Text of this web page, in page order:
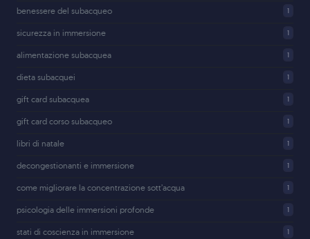
benessere del subacqueo 1
sicurezza in immersione 1
alimentazione subacquea 1
dieta subacquei 1
gift card subacquea 1
gift card corso subacqueo 1
libri di natale 1
decongestionanti e immersione 1
come migliorare la concentrazione sott’acqua 1
psicologia delle immersioni profonde 1
stati di coscienza in immersione 1